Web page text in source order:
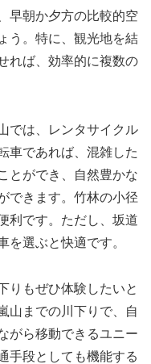
早朝か夕方の比較的空
う。特に、観光地を結
れば、効率的に複数の
では、レンタサイクル
車であれば、混雑した
とができ、自然豊かな
できます。竹林の小径
利です。ただし、坂道
を選ぶと快適です。
りもぜひ体験したいと
山までの川下りで、自
がら移動できるユニー
手段としても機能する